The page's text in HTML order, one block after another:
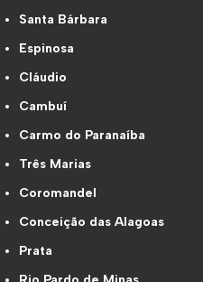
Santa Bárbara
Espinosa
Cláudio
Cambuí
Carmo do Paranaíba
Três Marias
Coromandel
Conceição das Alagoas
Prata